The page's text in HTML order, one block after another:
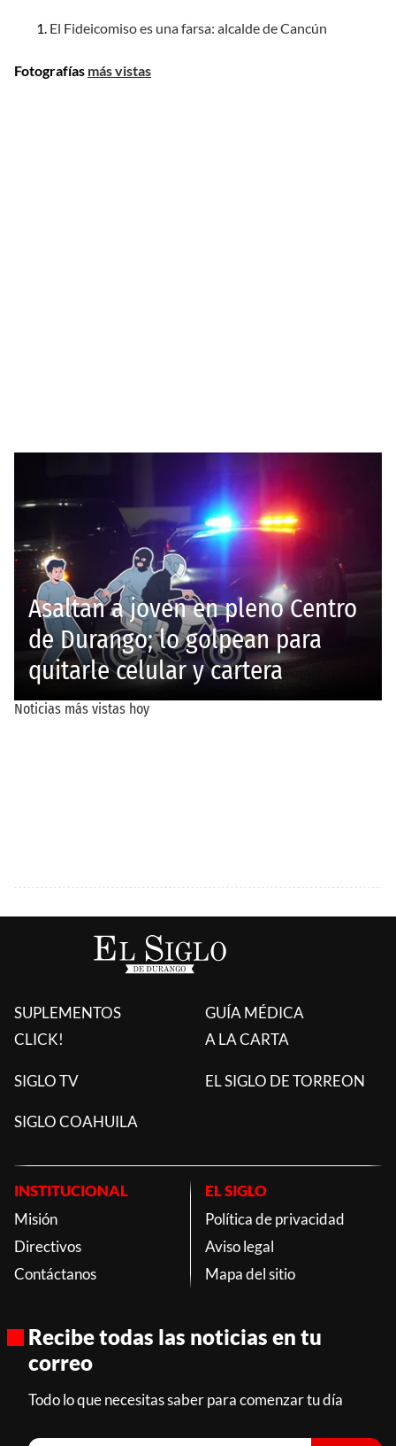
El Fideicomiso es una farsa: alcalde de Cancún
Fotografías más vistas
SUPLEMENTOS
CLICK!
GUÍA MÉDICA
A LA CARTA
SIGLO TV EL SIGLO DE TORREON
SIGLO COAHUILA
INSTITUCIONAL
Misión
Directivos
Contáctanos
EL SIGLO
Política de privacidad
Aviso legal
Mapa del sitio
Recibe todas las noticias en tu
correo
Todo lo que necesitas saber para comenzar tu día